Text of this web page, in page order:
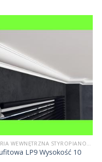
SZTUKATERIA WEWNĘTRZNA STYROPIANOWA
LP9 Wysokość 10